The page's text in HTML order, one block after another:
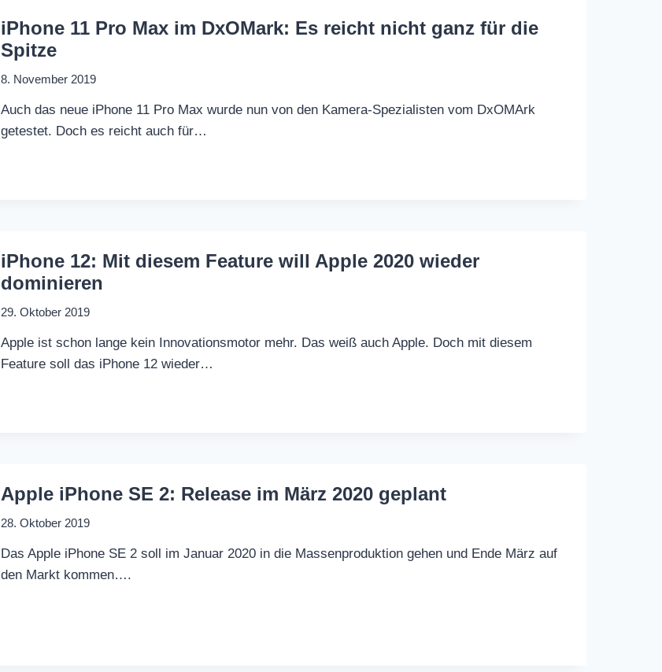
iPhone 11 Pro Max im DxOMark: Es reicht nicht ganz für die
Spitze
8. November 2019
Auch das neue iPhone 11 Pro Max wurde nun von den Kamera-Spezialisten vom DxOMArk
getestet. Doch es reicht auch für…
iPhone 12: Mit diesem Feature will Apple 2020 wieder
dominieren
29. Oktober 2019
Apple ist schon lange kein Innovationsmotor mehr. Das weiß auch Apple. Doch mit diesem
Feature soll das iPhone 12 wieder…
Apple iPhone SE 2: Release im März 2020 geplant
28. Oktober 2019
Das Apple iPhone SE 2 soll im Januar 2020 in die Massenproduktion gehen und Ende März auf
den Markt kommen….